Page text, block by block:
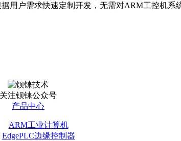
用户需求快速定制开发，无需对ARM工控机
关注钡铼公众号
产品中心
ARM工业计算机
EdgePLC边缘控制器